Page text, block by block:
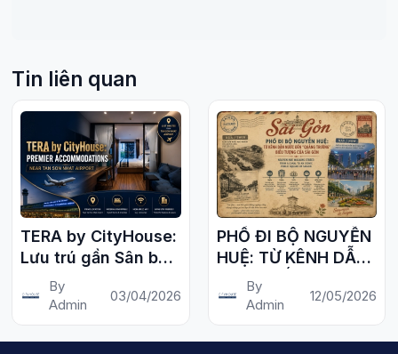
Tin liên quan
TERA by CityHouse:
Lưu trú gần Sân bay
Tân Sơn Nhất
By
Admin
03/04/2026
PHỐ ĐI BỘ NGUYỄN
HUỆ: TỪ KÊNH DẪN
NƯỚC ĐẾN "QUẢNG
TRƯỜNG" BIỂU
GÒN
By
Admin
12/05/2026